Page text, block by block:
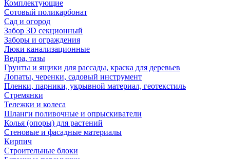
Комплектующие
Сотовый поликарбонат
Сад и огород
Забор 3D секционный
Заборы и ограждения
Люки канализационные
Ведра, тазы
Грунты и ящики для рассады, краска для деревьев
Лопаты, черенки, садовый инструмент
Пленки, парники, укрывной материал, геотекстиль
Стремянки
Тележки и колеса
Шланги поливочные и опрыскиватели
Колья (опоры) для растений
Стеновые и фасадные материалы
Кирпич
Строительные блоки